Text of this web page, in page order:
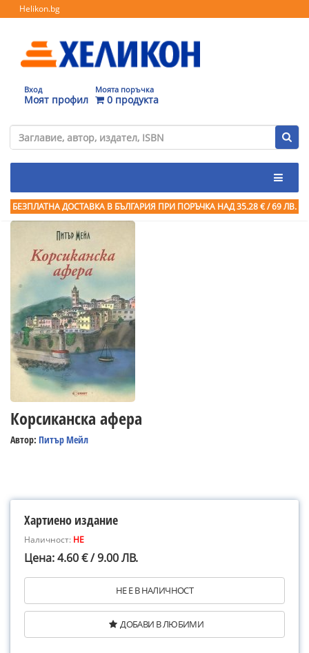
Helikon.bg
Вход
Моят профил
Моята поръчка
0 продукта
БЕЗПЛАТНА ДОСТАВКА В БЪЛГАРИЯ ПРИ ПОРЪЧКА НАД 35.28 € / 69 ЛВ.
Корсиканска афера
Автор: Питър Мейл
Хартиено издание
Наличност: НЕ
Цена: 4.60 € / 9.00 ЛВ.
НЕ Е В НАЛИЧНОСТ
ДОБАВИ В ЛЮБИМИ